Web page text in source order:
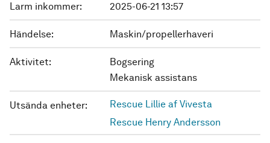
Larm inkommer: 2025-06-21 13:57
Händelse: Maskin/propellerhaveri
Aktivitet:
Bogsering
Mekanisk assistans
Utsända enheter:
Rescue Lillie af Vivesta
Rescue Henry Andersson